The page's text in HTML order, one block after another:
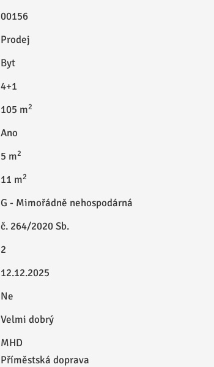
00156
Prodej
Byt
4+1
105 m2
Ano
5 m2
11 m2
G - Mimořádně nehospodárná
č. 264/2020 Sb.
2
12.12.2025
Ne
Velmi dobrý
MHD
Příměstská doprava